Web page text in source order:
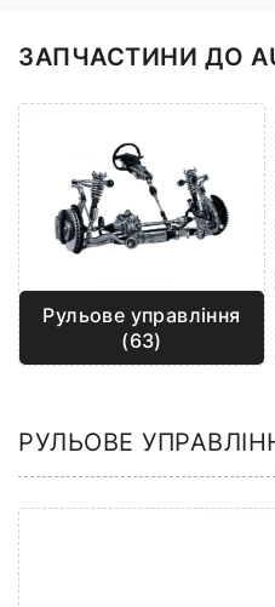
ЗАПЧАСТИНИ ДО
Рульове управління
(63)
РУЛЬОВЕ